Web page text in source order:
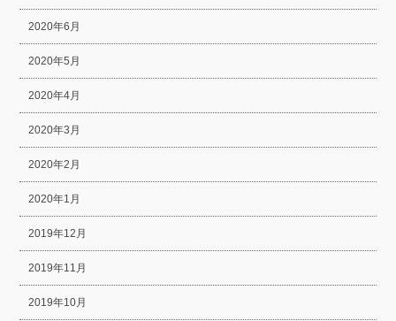
2020年6月
2020年5月
2020年4月
2020年3月
2020年2月
2020年1月
2019年12月
2019年11月
2019年10月